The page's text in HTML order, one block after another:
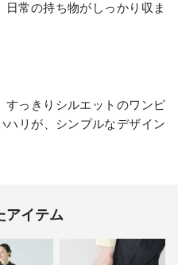
常の持ち物がしっかり収ま
すっきりシルエットのワンピ
ハリが、シンプルなデザイン
アイテム